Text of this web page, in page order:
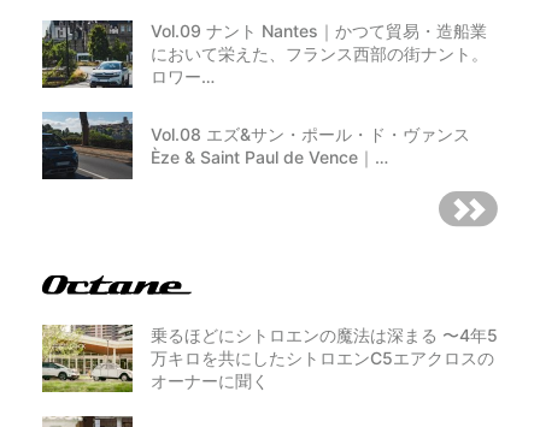
Vol.09 ナント Nantes｜かつて貿易・造船業
において栄えた、フランス西部の街ナント。
ロワー…
Vol.08 エズ&サン・ポール・ド・ヴァンス
Èze & Saint Paul de Vence｜…
乗るほどにシトロエンの魔法は深まる 〜4年5
万キロを共にしたシトロエンC5エアクロスの
オーナーに聞く